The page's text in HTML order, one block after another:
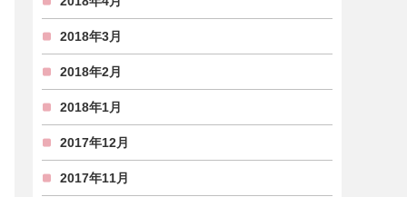
2018年3月
2018年2月
2018年1月
2017年12月
2017年11月